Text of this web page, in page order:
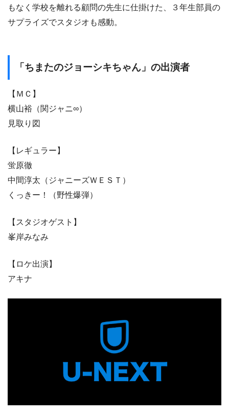
もなく学校を離れる顧問の先生に仕掛けた、３年生部員の
サプライズでスタジオも感動。
「ちまたのジョーシキちゃん」の出演者
【ＭＣ】
横山裕（関ジャニ∞）
見取り図
【レギュラー】
蛍原徹
中間淳太（ジャニーズＷＥＳＴ）
くっきー！（野性爆弾）
【スタジオゲスト】
峯岸みなみ
【ロケ出演】
アキナ